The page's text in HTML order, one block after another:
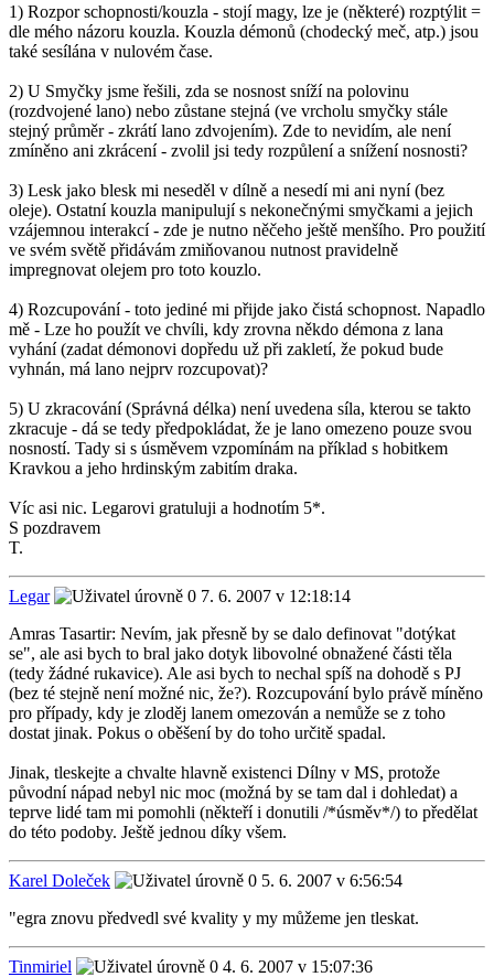
1) Rozpor schopnosti/kouzla - stojí magy, lze je (některé) rozptýlit =
dle mého názoru kouzla. Kouzla démonů (chodecký meč, atp.) jsou
také sesílána v nulovém čase.
2) U Smyčky jsme řešili, zda se nosnost sníží na polovinu
(rozdvojené lano) nebo zůstane stejná (ve vrcholu smyčky stále
stejný průměr - zkrátí lano zdvojením). Zde to nevidím, ale není
zmíněno ani zkrácení - zvolil jsi tedy rozpůlení a snížení nosnosti?
3) Lesk jako blesk mi neseděl v dílně a nesedí mi ani nyní (bez
oleje). Ostatní kouzla manipulují s nekonečnými smyčkami a jejich
vzájemnou interakcí - zde je nutno něčeho ještě menšího. Pro použití
ve svém světě přidávám zmiňovanou nutnost pravidelně
impregnovat olejem pro toto kouzlo.
4) Rozcupování - toto jediné mi přijde jako čistá schopnost. Napadlo
mě - Lze ho použít ve chvíli, kdy zrovna někdo démona z lana
vyhání (zadat démonovi dopředu už při zakletí, že pokud bude
vyhnán, má lano nejprv rozcupovat)?
5) U zkracování (Správná délka) není uvedena síla, kterou se takto
zkracuje - dá se tedy předpokládat, že je lano omezeno pouze svou
nosností. Tady si s úsměvem vzpomínám na příklad s hobitkem
Kravkou a jeho hrdinským zabitím draka.
Víc asi nic. Legarovi gratuluji a hodnotím 5*.
S pozdravem
T.
Legar
7. 6. 2007 v 12:18:14
Amras Tasartir: Nevím, jak přesně by se dalo definovat "dotýkat
se", ale asi bych to bral jako dotyk libovolné obnažené části těla
(tedy žádné rukavice). Ale asi bych to nechal spíš na dohodě s PJ
(bez té stejně není možné nic, že?). Rozcupování bylo právě míněno
pro případy, kdy je zloděj lanem omezován a nemůže se z toho
dostat jinak. Pokus o oběšení by do toho určitě spadal.
Jinak, tleskejte a chvalte hlavně existenci Dílny v MS, protože
původní nápad nebyl nic moc (možná by se tam dal i dohledat) a
teprve lidé tam mi pomohli (někteří i donutili /*úsměv*/) to předělat
do této podoby. Ještě jednou díky všem.
Karel Doleček
5. 6. 2007 v 6:56:54
"egra znovu předvedl své kvality y my můžeme jen tleskat.
Tinmiriel
4. 6. 2007 v 15:07:36